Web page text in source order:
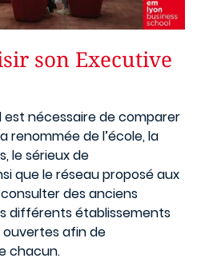
son Executive
est nécessaire de comparer
renommée de l’école, la
le sérieux de
que le réseau proposé aux
consulter des anciens
différents établissements
ouvertes afin de
chacun.